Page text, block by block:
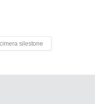
silestone